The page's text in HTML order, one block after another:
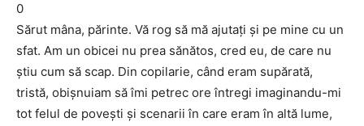
0
Sărut mâna, părinte. Vă rog să mă ajutaţi şi pe mine cu un
sfat. Am un obicei nu prea sănătos, cred eu, de care nu
ştiu cum să scap. Din copilarie, când eram supărată,
tristă, obişnuiam să îmi petrec ore întregi imaginandu-mi
tot felul de poveşti şi scenarii în care eram în altă lume,